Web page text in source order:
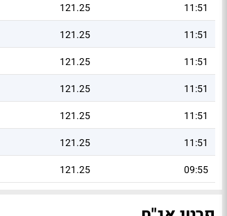
11:51
121.25
11:51
121.25
11:51
121.25
11:51
121.25
11:51
121.25
11:51
121.25
09:55
121.25